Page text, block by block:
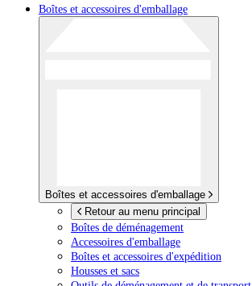
Boîtes et accessoires d'emballage
Boîtes et accessoires d'emballage
Retour au menu principal
Boîtes de déménagement
Accessoires d'emballage
Boîtes et accessoires d'expédition
Housses et sacs